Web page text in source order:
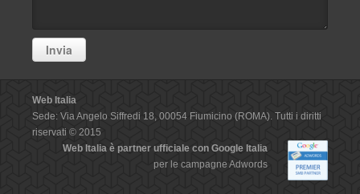
Web Italia
Sede: Via Angelo Siffredi 18, 00054 Fiumicino (ROMA). Tutti i diritti
riservati © 2015
Web Italia è partner ufficiale con Google Italia
per le campagne Adwords